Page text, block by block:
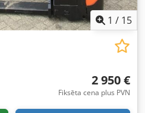
1 / 15
2 950 €
Fiksēta cena plus PVN